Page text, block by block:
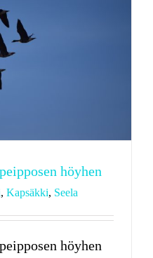
höyhen
, Kapsäkki, Seela
höyhen